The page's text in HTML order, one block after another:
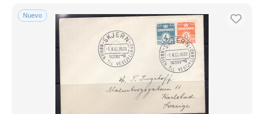
Nuevo